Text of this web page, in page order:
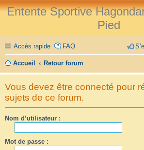
Entente Sportive
Pied
Accès rapide FAQ
Accueil Retour forum
Vous devez être connecté pour
sujets de ce forum.
Nom d’utilisateur :
Mot de passe :